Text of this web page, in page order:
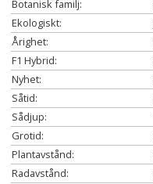
Botanisk familj:
Ekologiskt:
Årighet:
F1 Hybrid:
Nyhet:
Såtid:
Sådjup:
Grotid:
Plantavstånd:
Radavstånd: